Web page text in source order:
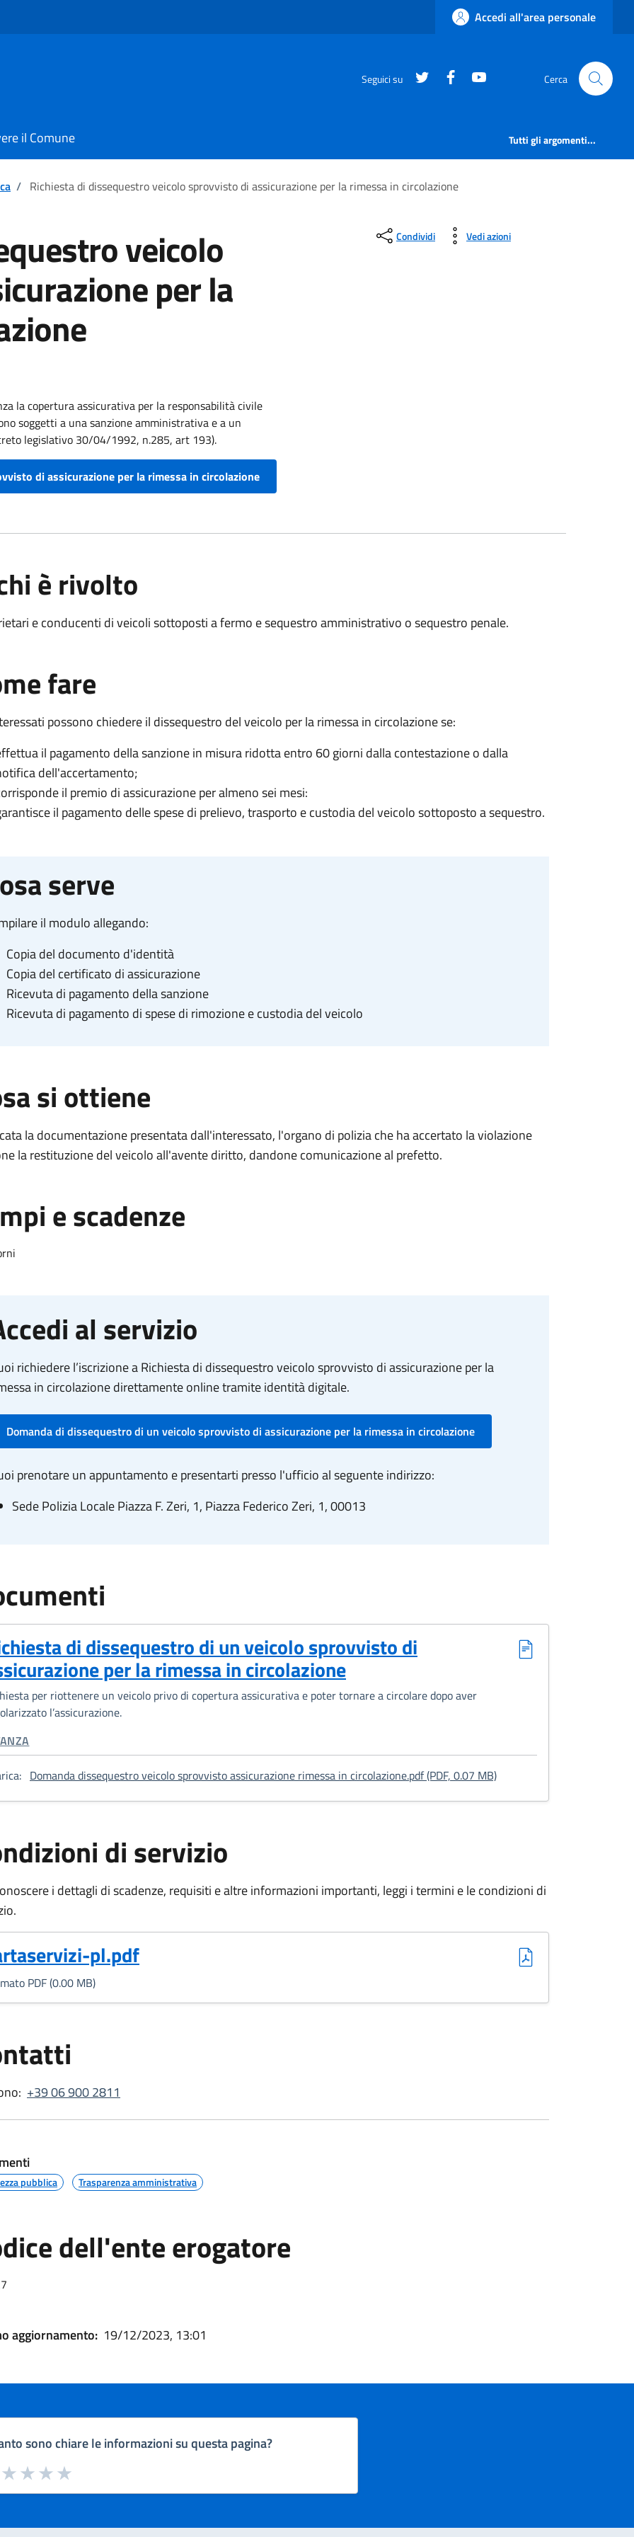
Accedi all'area personale
Seguici su https://twitter.com/comunementana
https://www.facebook.com/
http://www.youtube.com/
Cerca
il Comune Tutti gli argomenti...
/ Richiesta di dissequestro veicolo sprovvisto di assicurazione per la rimessa in circolazione
veicolo
per la
la copertura assicurativa per la responsabilità civile
soggetti a una sanzione amministrativa e a un
legislativo 30/04/1992, n.285, art 193).
di assicurazione per la rimessa in circolazione
Condividi Vedi azioni
è rivolto
e conducenti di veicoli sottoposti a fermo e sequestro amministrativo o sequestro penale.
fare
possono chiedere il dissequestro del veicolo per la rimessa in circolazione se:
il pagamento della sanzione in misura ridotta entro 60 giorni dalla contestazione o dalla
dell'accertamento;
il premio di assicurazione per almeno sei mesi:
il pagamento delle spese di prelievo, trasporto e custodia del veicolo sottoposto a sequestro.
serve
il modulo allegando:
Copia del documento d'identità
Copia del certificato di assicurazione
Ricevuta di pagamento della sanzione
Ricevuta di pagamento di spese di rimozione e custodia del veicolo
si ottiene
la documentazione presentata dall'interessato, l'organo di polizia che ha accertato la violazione
la restituzione del veicolo all'avente diritto, dandone comunicazione al prefetto.
e scadenze
al servizio
richiedere l’iscrizione a Richiesta di dissequestro veicolo sprovvisto di assicurazione per la
in circolazione direttamente online tramite identità digitale.
Domanda di dissequestro di un veicolo sprovvisto di assicurazione per la rimessa in circolazione
prenotare un appuntamento e presentarti presso l'ufficio al seguente indirizzo:
Sede Polizia Locale Piazza F. Zeri, 1, Piazza Federico Zeri, 1, 00013
di dissequestro di un veicolo sprovvisto di
per la rimessa in circolazione
per riottenere un veicolo privo di copertura assicurativa e poter tornare a circolare dopo aver
l’assicurazione.
CORRELATA:
Domanda dissequestro veicolo sprovvisto assicurazione rimessa in circolazione.pdf (PDF, 0.07 MB): Richiesta di dissequestro
di servizio
i dettagli di scadenze, requisiti e altre informazioni importanti, leggi i termini e le condizioni di
pl.pdf
PDF, 0.00 MB)
PDF (0.00 MB)
+39 06 900 2811
pubblica Trasparenza amministrativa
dell'ente erogatore
aggiornamento: 19/12/2023, 13:01
sono chiare le informazioni su questa pagina?
da 1 a 5 stelle la pagina
Valuta 5 stelle su 5
Valuta 4 stelle su 5
Valuta 3 stelle su 5
Valuta 2 stelle su 5
1 stelle su 5